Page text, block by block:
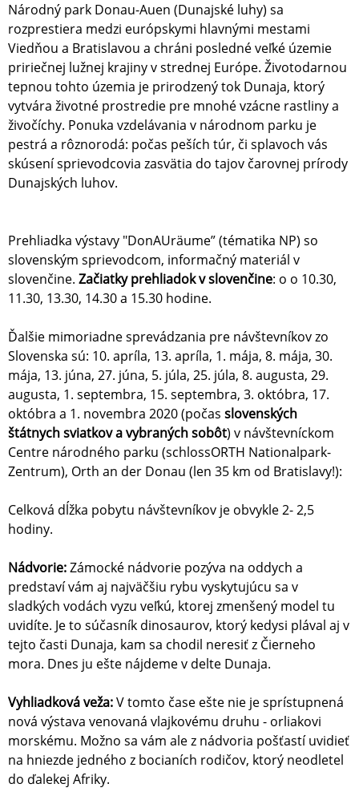
Národný park Donau-Auen (Dunajské luhy) sa
rozprestiera medzi európskymi hlavnými mestami
Viedňou a Bratislavou a chráni posledné veľké územie
pririečnej lužnej krajiny v strednej Európe. Životodarnou
tepnou tohto územia je prirodzený tok Dunaja, ktorý
vytvára životné prostredie pre mnohé vzácne rastliny a
živočíchy. Ponuka vzdelávania v národnom parku je
pestrá a rôznorodá: počas peších túr, či splavoch vás
skúsení sprievodcovia zasvätia do tajov čarovnej prírody
Dunajských luhov.
Prehliadka výstavy "DonAUräume” (tématika NP) so
slovenským sprievodcom, informačný materiál v
slovenčine. Začiatky prehliadok v slovenčine: o o 10.30,
11.30, 13.30, 14.30 a 15.30 hodine.
Ďalšie mimoriadne sprevádzania pre návštevníkov zo
Slovenska sú: 10. apríla, 13. apríla, 1. mája, 8. mája, 30.
mája, 13. júna, 27. júna, 5. júla, 25. júla, 8. augusta, 29.
augusta, 1. septembra, 15. septembra, 3. októbra, 17.
októbra a 1. novembra 2020 (počas slovenských
štátnych sviatkov a vybraných sobôt) v návštevníckom
Centre národného parku (schlossORTH Nationalpark-
Zentrum), Orth an der Donau (len 35 km od Bratislavy!):
Celková dĺžka pobytu návštevníkov je obvykle 2- 2,5
hodiny.
Nádvorie:Zámocké nádvorie pozýva na oddych a
predstaví vám aj najväčšiu rybu vyskytujúcu sa v
sladkých vodách vyzu veľkú, ktorej zmenšený model tu
uvidíte. Je to súčasník dinosaurov, ktorý kedysi plával aj v
tejto časti Dunaja, kam sa chodil neresiť z Čierneho
mora. Dnes ju ešte nájdeme v delte Dunaja.
Vyhliadková veža:V tomto čase ešte nie je sprístupnená
nová výstava venovaná vlajkovému druhu - orliakovi
morskému. Možno sa vám ale z nádvoria pošťastí uvidieť
na hniezde jedného z bocianích rodičov, ktorý neodletel
do ďalekej Afriky.